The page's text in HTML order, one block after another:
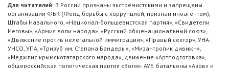
Для читателей: В России признаны экстремистскими и запрещены
организации ФБК (Фонд борьбы с коррупцией, признан иноагентом),
Штабы Навального, «Национал-большевистская партия», «Свидетели
Иеговы», «Армия воли народа», «Русский общенациональный союз»,
«Движение против нелегальной иммиграции», «Правый сектор», УНА-
УНСО, УПА, «Тризуб им. Степана Бандеры», «Мизантропик дивижн»,
«Меджлис крымскотатарского народа», движение «Артподготовка»,
общероссийская политическая партия «Воля», АУЕ, батальоны «Азов» и